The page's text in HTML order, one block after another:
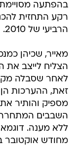
בהפתעה
רקע התחזית
הרביעי של 2010.
הצליח לייצב את
לאחר שסבלה
זאת, ההערכות
מספיק והותיר
ללא מענה.
מחודש אוקטובר